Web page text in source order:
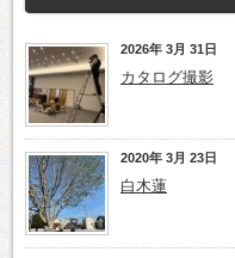
2026年 3月 31日
カタログ撮影
2020年 3月 23日
白木蓮